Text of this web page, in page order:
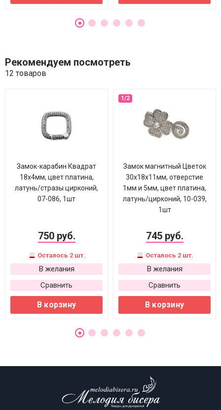
Рекомендуем посмотреть
12 товаров
Замок-карабин Квадрат
18х4мм, цвет платина,
латунь/стразы цирконий,
07-086, 1шт
750 руб.
Осталось 2 шт.
В желания
Сравнить
В корзину
Замок магнитный Цветок
30х18х11мм, отверстие
1мм и 5мм, цвет платина,
латунь/цирконий, 10-039,
1шт
745 руб.
Осталось 2 шт.
В желания
Сравнить
В корзину